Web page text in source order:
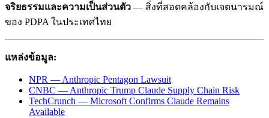
จริยธรรมและความเป็นส่วนตัว — สิ่งที่สอดคล้องกับเจตนารมณ์
ของ PDPA ในประเทศไทย
แหล่งข้อมูล:
NPR — Anthropic Pentagon Lawsuit
CNBC — Anthropic Trump Claude Supply Chain Risk
TechCrunch — Microsoft Confirms Claude Remains
Available